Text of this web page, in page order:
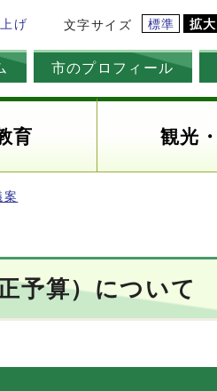
げ 文字サイズ 標準 拡大
市のプロフィール
育 観光
案
予算）について